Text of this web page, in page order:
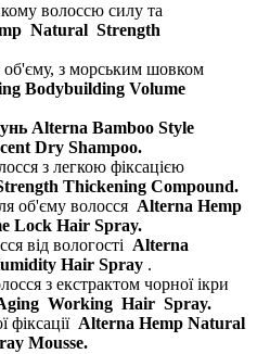
волоссю силу та
Natural Strength
з морським шовком
Bodybuilding Volume
Alterna Bamboo Style
Dry Shampoo.
з легкою фіксацією
Thickening Compound.
об'єму волосся Alterna Hemp
Lock Hair Spray.
від вологості Alterna
Hair Spray .
з екстрактом чорної ікри
Working Hair Spray.
фіксації Alterna Hemp Natural
Mousse.